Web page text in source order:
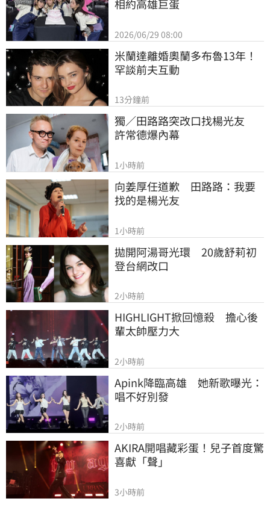
相約高雄巨蛋
2026/06/29 08:00
米蘭達離婚奧蘭多布魯13年！
罕談前夫互動
13分鐘前
獨／田路路突改口找楊光友
許常德爆內幕
1小時前
向姜厚任道歉　田路路：我要
找的是楊光友
1小時前
拋開阿湯哥光環　20歲舒莉初
登台網改口
2小時前
HIGHLIGHT掀回憶殺　擔心後
輩太帥壓力大
2小時前
Apink降臨高雄　她新歌曝光：
唱不好別發
2小時前
AKIRA開唱藏彩蛋！兒子首度驚
喜獻「聲」
3小時前